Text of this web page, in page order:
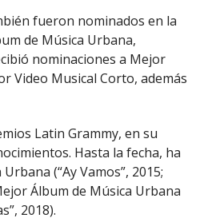
fueron nominados en la
de Música Urbana,
nominaciones a Mejor
Video Musical Corto, además
Latin Grammy, en su
Hasta la fecha, ha
(“Ay Vamos”, 2015;
Álbum de Música Urbana
2018).